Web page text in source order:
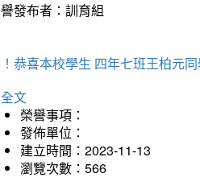
發布者：訓育組
恭喜本校學生 四年七班王柏元
文
榮譽事項：
發佈單位：
建立時間：2023-11-13
瀏覽次數：566